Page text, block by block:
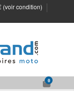
(voir condition)
0